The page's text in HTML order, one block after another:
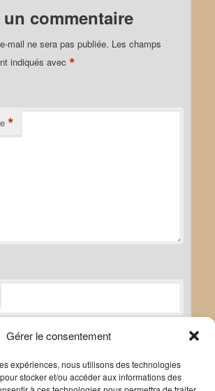
Gérer le consentement
expériences, nous utilisons des technologies
stocker et/ou accéder aux informations des
commentaire
mail ne sera pas publiée. Les champs
indiqués avec*
*